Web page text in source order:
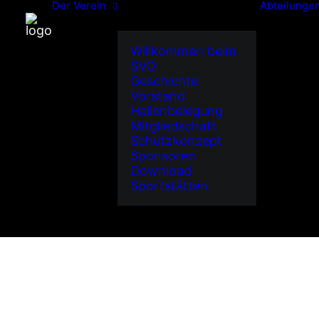
Der Verein
Willkommen beim
SVO
Geschichte
Vorstand
Hallenbelegung
Mitgliedschaft
Schutzkonzept
Sponsoren
Download
Sportstätten